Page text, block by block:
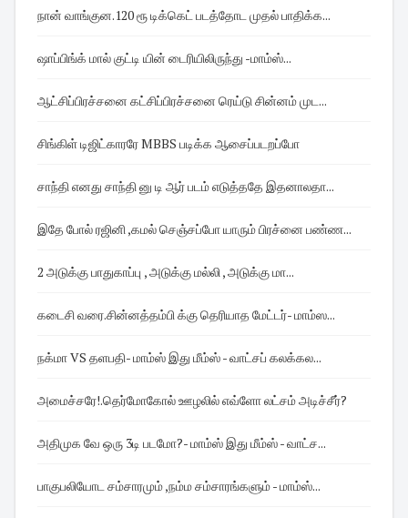
நான் வாங்குன.120 ரூ டிக்கெட் படத்தோட முதல் பாதிக்க...
ஷாப்பிங்க் மால் குட்டி யின் டைரியிலிருந்து -மாம்ஸ்...
ஆட்சிப்பிரச்சனை கட்சிப்பிரச்சனை ரெய்டு சின்னம் முட...
சிங்கிள் டிஜிட்காரரே MBBS படிக்க ஆசைப்படறப்போ
சாந்தி எனது சாந்தி னு டி ஆர் படம் எடுத்ததே இதனாலதா...
இதே போல் ரஜினி ,கமல் செஞ்சப்போ யாரும் பிரச்னை பண்ண...
2 அடுக்கு பாதுகாப்பு , அடுக்கு மல்லி , அடுக்கு மா...
கடைசி வரை.சின்னத்தம்பி க்கு தெரியாத மேட்டர்- மாம்ஸ...
நக்மா VS தளபதி- மாம்ஸ் இது மீம்ஸ் - வாட்சப் கலக்கல...
அமைச்சரே!.தெர்மோகோல் ஊழலில் எவ்ளோ லட்சம் அடிச்சீர்?
அதிமுக வே ஒரு 3டி படமோ?- மாம்ஸ் இது மீம்ஸ் - வாட்ச...
பாகுபலியோட சம்சாரமும் ,நம்ம சம்சாரங்களும் - மாம்ஸ்...